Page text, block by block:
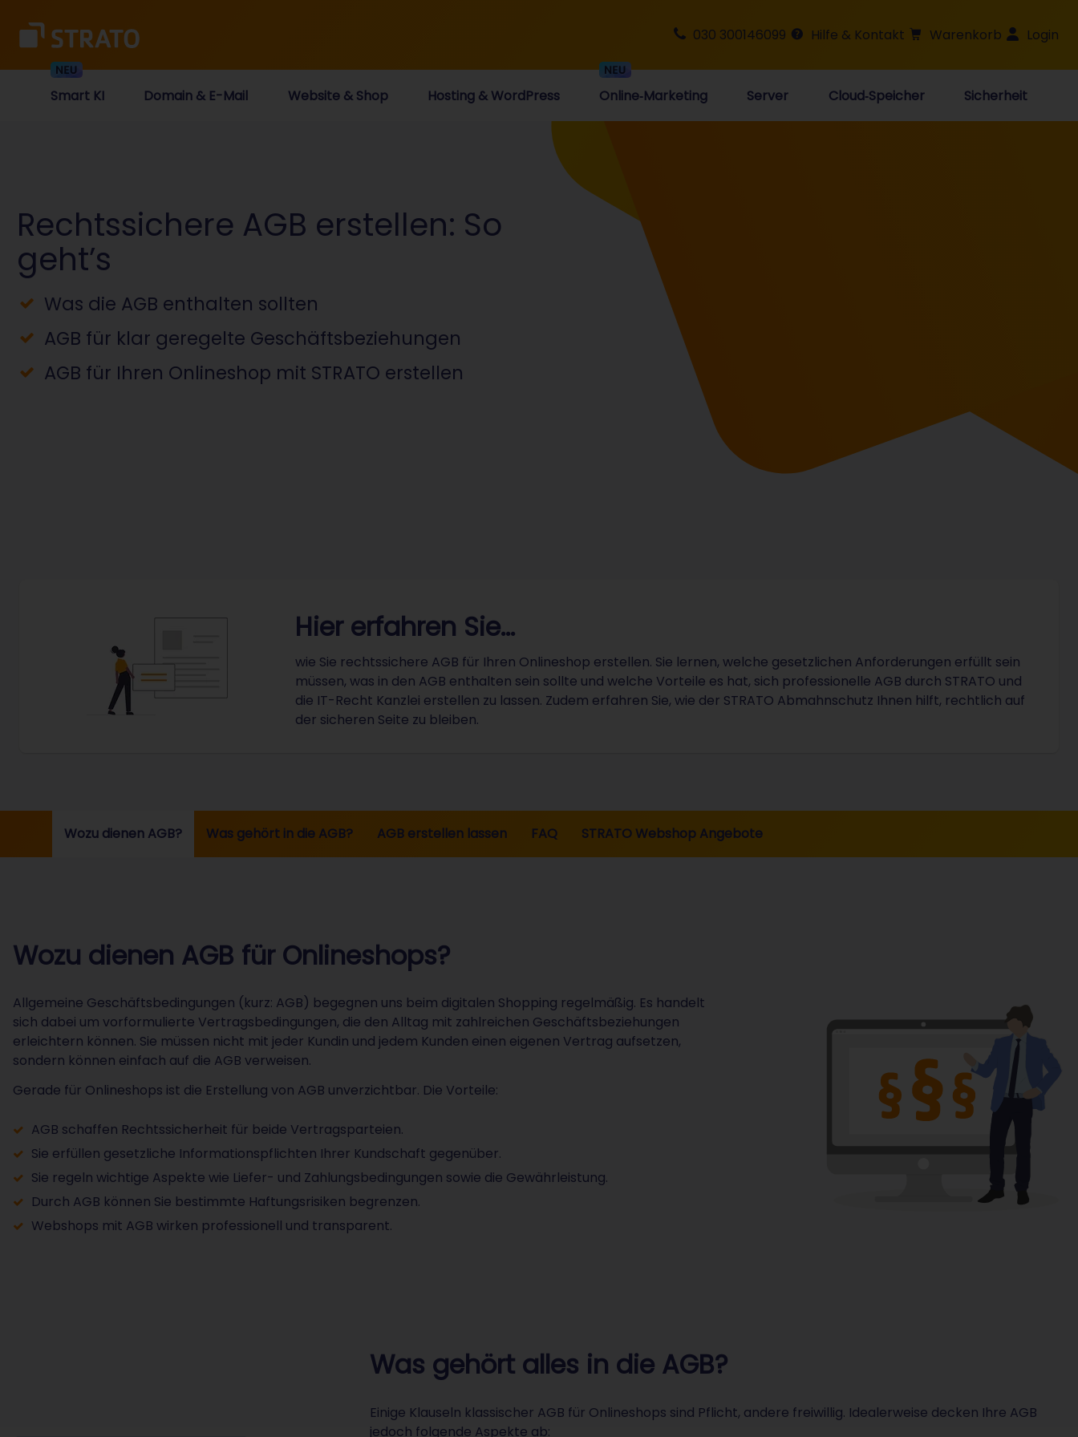
030 300146099 Hilfe & Kontakt Warenkorb Login
Smart KI Domain & E-Mail Website & Shop Hosting & WordPress Online‑Marketing Server Cloud‑Speicher Sicherheit
Rechtssichere AGB erstellen: So
geht’s
Was die AGB enthalten sollten
AGB für klar geregelte Geschäftsbeziehungen
AGB für Ihren Onlineshop mit STRATO erstellen
Hier erfahren Sie...
wie Sie rechtssichere AGB für Ihren Onlineshop erstellen. Sie lernen, welche gesetzlichen Anforderungen erfüllt sein
müssen, was in den AGB enthalten sein sollte und welche Vorteile es hat, sich professionelle AGB durch STRATO und
die IT-Recht Kanzlei erstellen zu lassen. Zudem erfahren Sie, wie der STRATO Abmahnschutz Ihnen hilft, rechtlich auf
der sicheren Seite zu bleiben.
Wozu dienen AGB? Was gehört in die AGB? AGB erstellen lassen FAQ STRATO Webshop Angebote
Wozu dienen AGB für Onlineshops?
Allgemeine Geschäftsbedingungen (kurz: AGB) begegnen uns beim digitalen Shopping regelmäßig. Es handelt
sich dabei um vorformulierte Vertragsbedingungen, die den Alltag mit zahlreichen Geschäftsbeziehungen
erleichtern können. Sie müssen nicht mit jeder Kundin und jedem Kunden einen eigenen Vertrag aufsetzen,
sondern können einfach auf die AGB verweisen.
Gerade für Onlineshops ist die Erstellung von AGB unverzichtbar. Die Vorteile:
AGB schaffen Rechtssicherheit für beide Vertragsparteien.
Sie erfüllen gesetzliche Informationspflichten Ihrer Kundschaft gegenüber.
Sie regeln wichtige Aspekte wie Liefer- und Zahlungsbedingungen sowie die Gewährleistung.
Durch AGB können Sie bestimmte Haftungsrisiken begrenzen.
Webshops mit AGB wirken professionell und transparent.
Was gehört alles in die AGB?
Einige Klauseln klassischer AGB für Onlineshops sind Pflicht, andere freiwillig. Idealerweise decken Ihre AGB
jedoch folgende Aspekte ab: